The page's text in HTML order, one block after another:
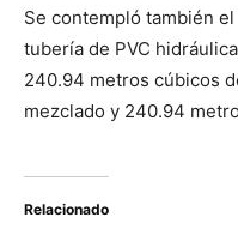
Se contempló también
tubería de PVC
240.94 metros cúbicos
mezclado y 240.94
Relacionado